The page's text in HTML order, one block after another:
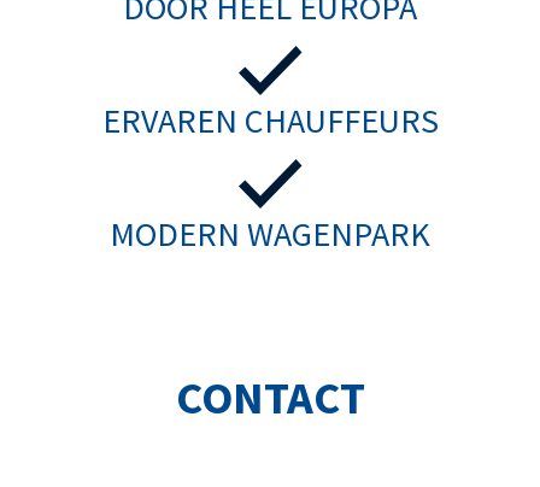
ERVAREN CHAUFFEURS
MODERN WAGENPARK
CONTACT